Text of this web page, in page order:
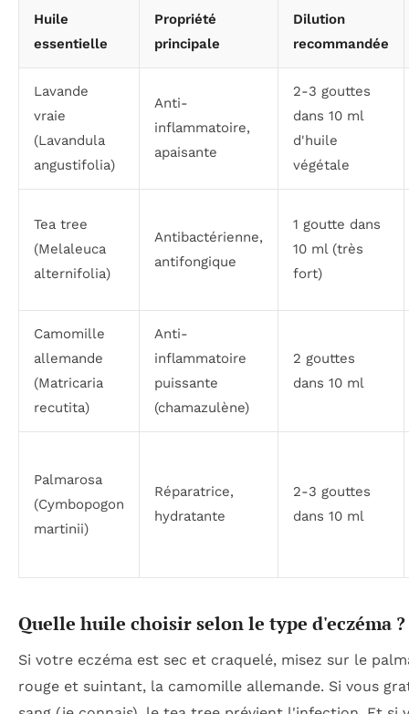
Huile
essentielle
Propriété
principale
Dilution
recommandée
Lavande
vraie
(Lavandula
angustifolia)
Anti-
inflammatoire,
apaisante
2-3 gouttes
dans 10 ml
d'huile
végétale
Tea tree
(Melaleuca
alternifolia)
Antibactérienne,
antifongique
1 goutte dans
10 ml (très
fort)
Camomille
allemande
(Matricaria
recutita)
Anti-
inflammatoire
puissante
(chamazulène)
2 gouttes
dans 10 ml
Palmarosa
(Cymbopogon
martinii)
Réparatrice,
hydratante
2-3 gouttes
dans 10 ml
Quelle huile choisir selon le type d'eczéma ?
Si votre eczéma est sec et craquelé, misez sur le
rouge et suintant, la camomille allemande. Si vous